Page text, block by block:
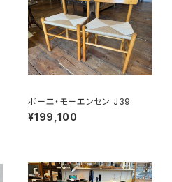
ボーエ・モーエンセン J39
¥199,100